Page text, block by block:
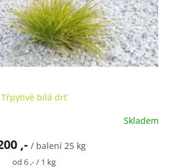
Třpytivě bílá drť
Skladem
,- / balení 25 kg
Měrná
od 6 ,- / 1 kg